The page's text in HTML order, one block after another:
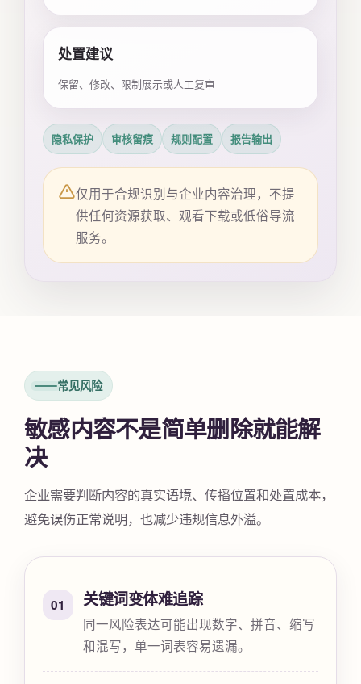
处置建议
保留、修改、限制展示或人工复审
隐私保护 审核留痕 规则配置 报告输出
仅用于合规识别与企业内容治理，不提
供任何资源获取、观看下载或低俗导流
服务。
常见风险
敏感内容不是简单删除就能解
决
企业需要判断内容的真实语境、传播位置和处置成本，
避免误伤正常说明，也减少违规信息外溢。
01 关键词变体难追踪
同一风险表达可能出现数字、拼音、缩写
和混写，单一词表容易遗漏。